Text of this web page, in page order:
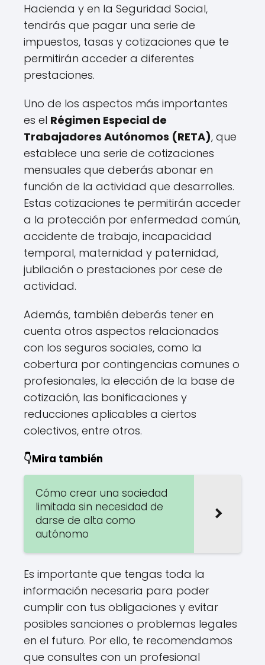
Hacienda y en la Seguridad Social,
tendrás que pagar una serie de
impuestos, tasas y cotizaciones que te
permitirán acceder a diferentes
prestaciones.
Uno de los aspectos más importantes
es el Régimen Especial de
Trabajadores Autónomos (RETA), que
establece una serie de cotizaciones
mensuales que deberás abonar en
función de la actividad que desarrolles.
Estas cotizaciones te permitirán acceder
a la protección por enfermedad común,
accidente de trabajo, incapacidad
temporal, maternidad y paternidad,
jubilación o prestaciones por cese de
actividad.
Además, también deberás tener en
cuenta otros aspectos relacionados
con los seguros sociales, como la
cobertura por contingencias comunes o
profesionales, la elección de la base de
cotización, las bonificaciones y
reducciones aplicables a ciertos
colectivos, entre otros.
👇Mira también
Cómo crear una sociedad
limitada sin necesidad de
darse de alta como
autónomo
Es importante que tengas toda la
información necesaria para poder
cumplir con tus obligaciones y evitar
posibles sanciones o problemas legales
en el futuro. Por ello, te recomendamos
que consultes con un profesional